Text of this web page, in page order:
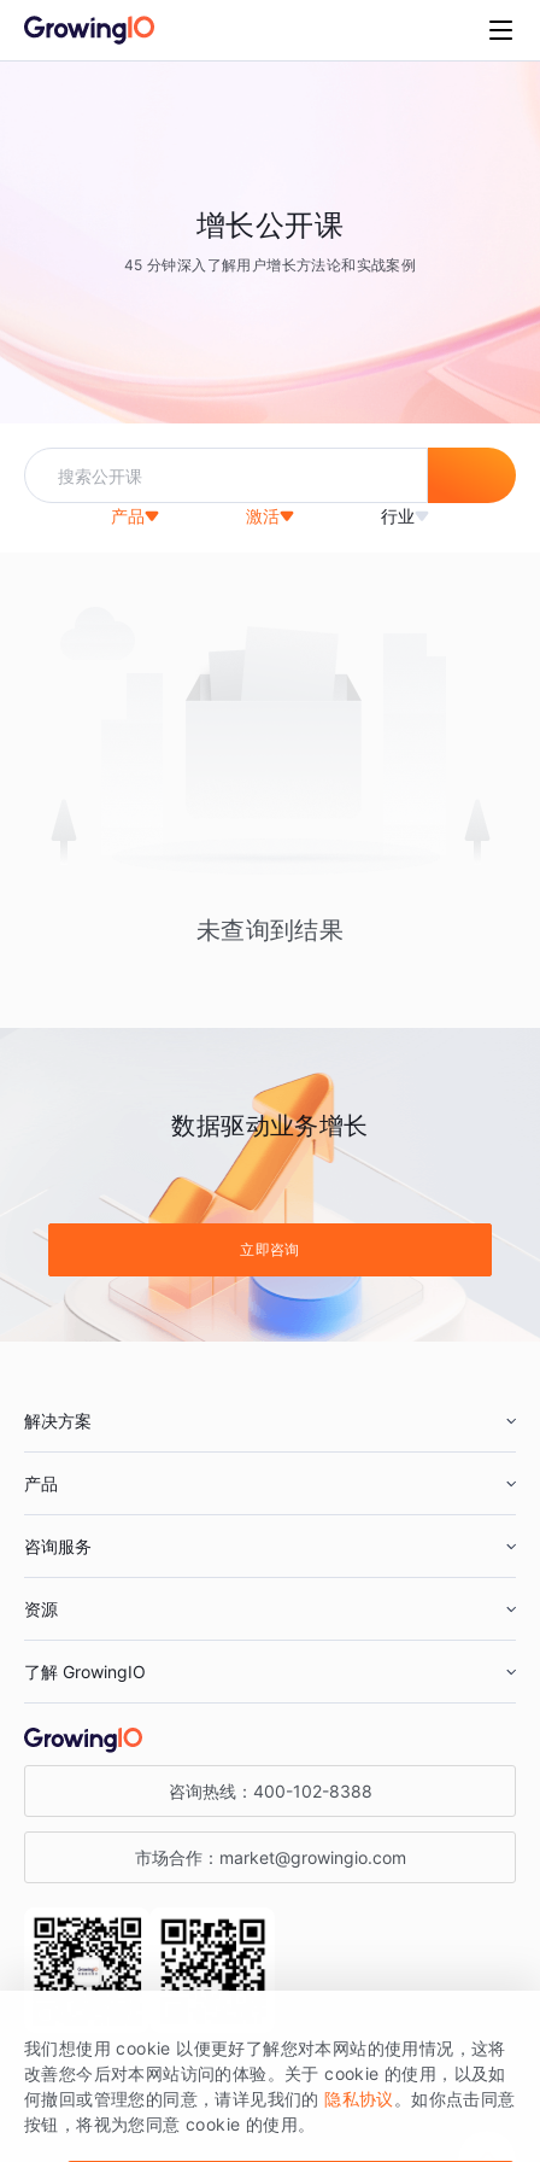
增长公开课
45 分钟深入了解用户增长方法论和实战案例
产品 激活 行业
未查询到结果
数据驱动业务增长
立即咨询
解决方案
鞋服行业
汽车行业
金融行业
产品
智能运营
获客分析
咨询服务
资源
增长公开课
增长博客
开发者文档
SDK 文档
场景指南
了解 GrowingIO
关于 GrowingIO
增长大会
行业活动
咨询热线： 400-102-8388
市场合作： market@growingio.com
关注公众号 获取更多干货
GrowingIO 是专注于数据智能分析与增长的品牌，核心平台为 GrowingIO
分析云。
我们想使用 cookie 以便更好了解您对本网站的使用情况，这将
改善您今后对本网站访问的体验。关于 cookie 的使用，以及如
何撤回或管理您的同意，请详见我们的 隐私协议 。如你点击同意
按钮，将视为您同意 cookie 的使用。